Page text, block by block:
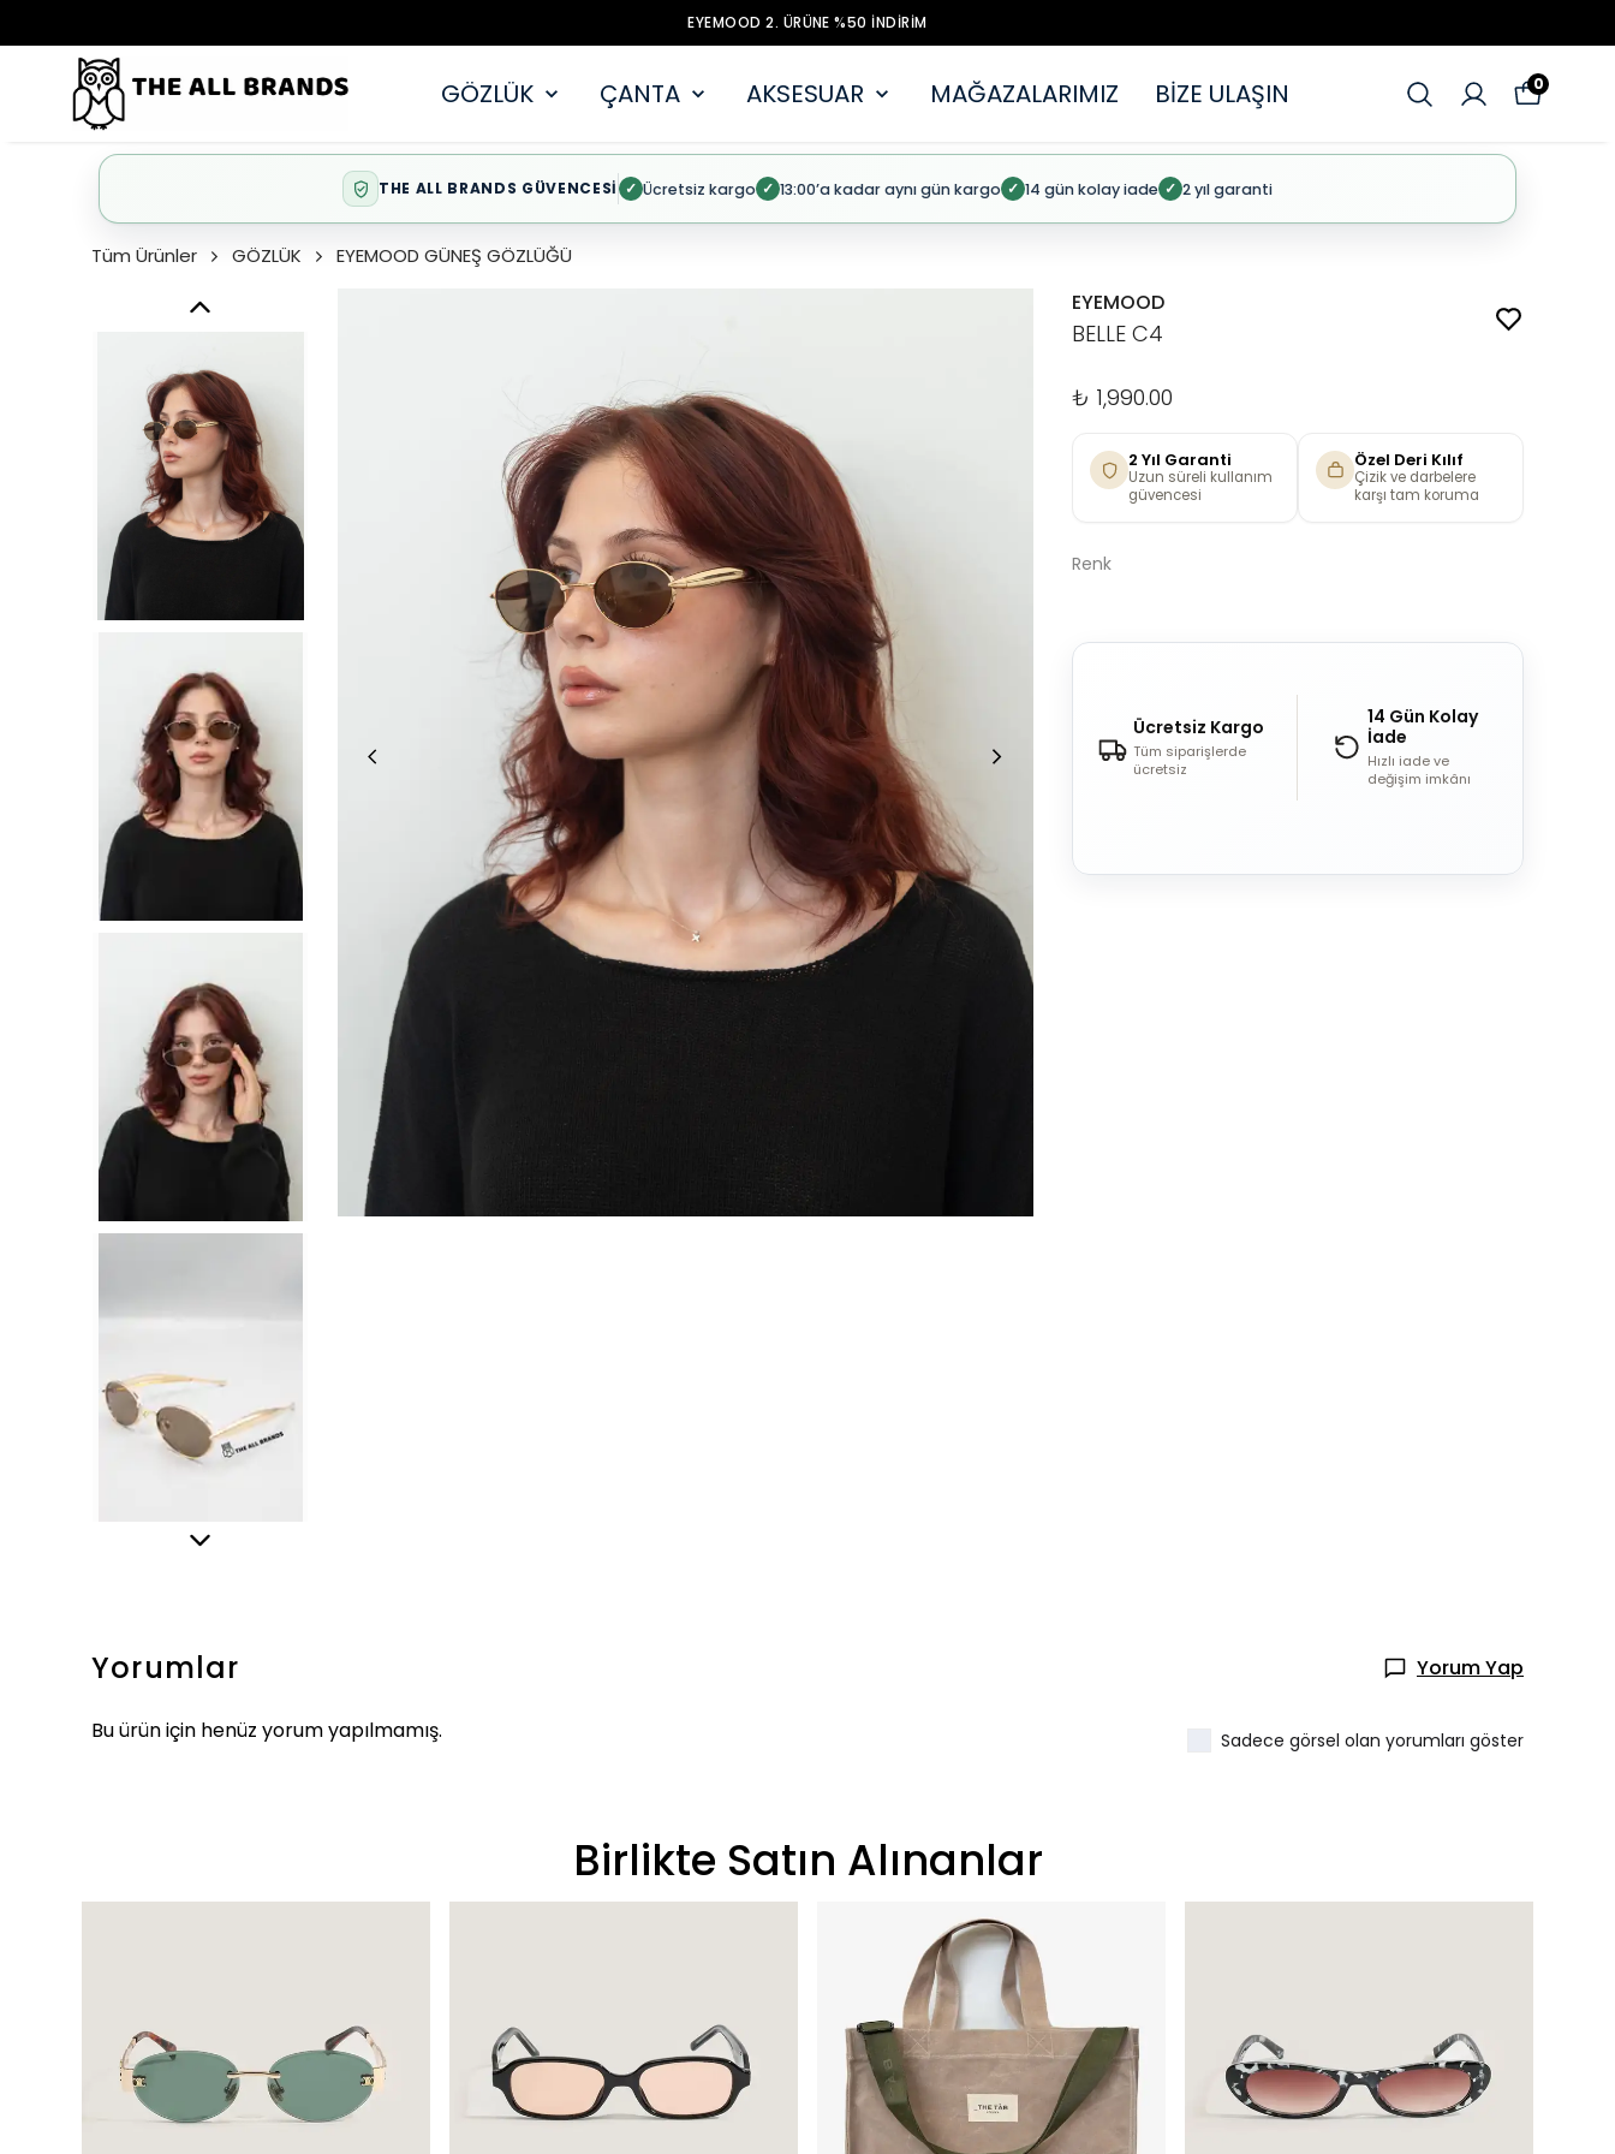
EYEMOOD 2. ÜRÜNE %50 İNDİRİM
GÖZLÜK ÇANTA AKSESUAR MAĞAZALARIMIZ BİZE ULAŞIN 0
THE ALL BRANDS GÜVENCESİ ✓ Ücretsiz kargo ✓ 13:00’a kadar aynı gün kargo ✓ 14 gün kolay iade ✓ 2 yıl garanti
Tüm Ürünler GÖZLÜK EYEMOOD GÜNEŞ GÖZLÜĞÜ
EYEMOOD
BELLE C4
₺ 1,990.00
2 Yıl Garanti
Uzun süreli kullanım
güvencesi
Özel Deri Kılıf
Çizik ve darbelere
karşı tam koruma
Renk
Ücretsiz Kargo
Tüm siparişlerde
ücretsiz
14 Gün Kolay
İade
Hızlı iade ve
değişim imkânı
Yorumlar Yorum Yap
Bu ürün için henüz yorum yapılmamış. Sadece görsel olan yorumları göster
Birlikte Satın Alınanlar